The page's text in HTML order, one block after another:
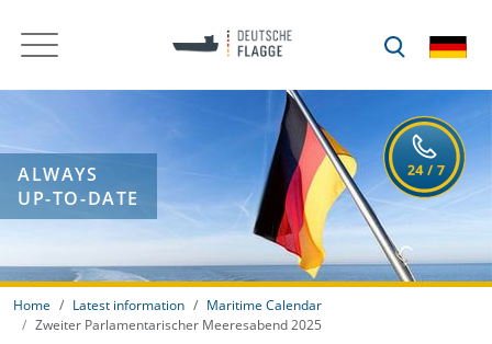
ALWAYS
UP-TO-DATE
Home Latest information
Maritime Calendar
Zweiter Parlamentarischer Meeresabend 2025